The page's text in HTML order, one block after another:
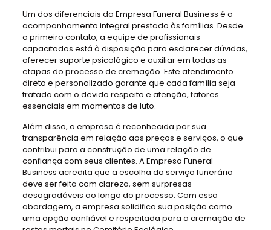
Um dos diferenciais da Empresa Funeral Business é o
acompanhamento integral prestado às famílias. Desde
o primeiro contato, a equipe de profissionais
capacitados está à disposição para esclarecer dúvidas,
oferecer suporte psicológico e auxiliar em todas as
etapas do processo de cremação. Este atendimento
direto e personalizado garante que cada família seja
tratada com o devido respeito e atenção, fatores
essenciais em momentos de luto.
Além disso, a empresa é reconhecida por sua
transparência em relação aos preços e serviços, o que
contribui para a construção de uma relação de
confiança com seus clientes. A Empresa Funeral
Business acredita que a escolha do serviço funerário
deve ser feita com clareza, sem surpresas
desagradáveis ao longo do processo. Com essa
abordagem, a empresa solidifica sua posição como
uma opção confiável e respeitada para a cremação de